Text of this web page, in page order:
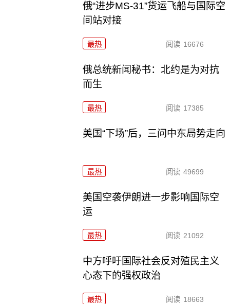
俄“进步MS-31”货运飞船与国际空
间站对接
最热 阅读 16676
俄总统新闻秘书：北约是为对抗
而生
最热 阅读 17385
美国“下场”后，三问中东局势走向
最热 阅读 49699
美国空袭伊朗进一步影响国际空
运
最热 阅读 21092
中方呼吁国际社会反对殖民主义
心态下的强权政治
最热 阅读 18663